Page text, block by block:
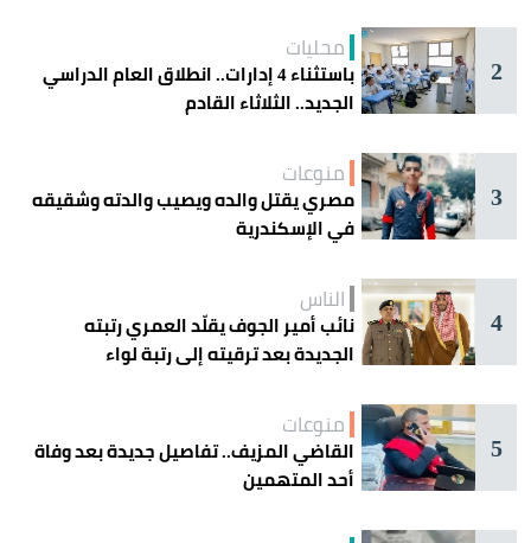
2
محليات
باستثناء 4 إدارات.. انطلاق العام الدراسي
الجديد.. الثلاثاء القادم
3
منوعات
مصري يقتل والده ويصيب والدته وشقيقه
في الإسكندرية
4
الناس
نائب أمير الجوف يقلّد العمري رتبته
الجديدة بعد ترقيته إلى رتبة لواء
5
منوعات
القاضي المزيف.. تفاصيل جديدة بعد وفاة
أحد المتهمين